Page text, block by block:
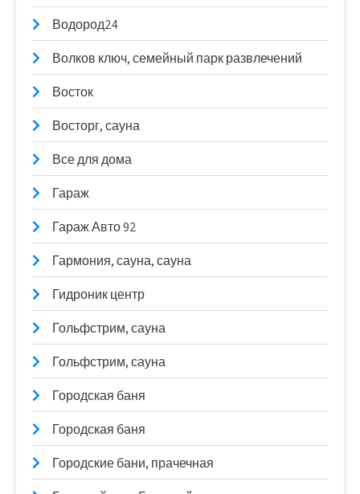
Водород24
Волков ключ, семейный парк развлечений
Восток
Восторг, сауна
Все для дома
Гараж
Гараж Авто 92
Гармония, сауна, сауна
Гидроник центр
Гольфстрим, сауна
Гольфстрим, сауна
Городская баня
Городская баня
Городские бани, прачечная